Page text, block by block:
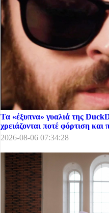
Τα «έξυπνα» γυαλιά της
χρειάζονται ποτέ φόρτιση και
2026-08-06 07:34:28